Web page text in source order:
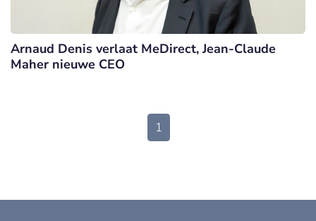
Arnaud Denis verlaat MeDirect, Jean-Claude
Maher nieuwe CEO
1